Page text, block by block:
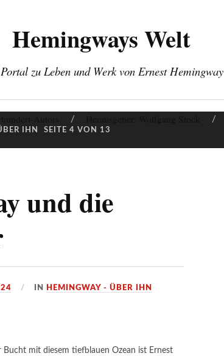
Hemingways Welt
zu Leben und Werk von Ernest Hemingway
IHN SEITE 4 VON 13
und die
IN HEMINGWAY - ÜBER IHN
mit diesem tiefblauen Ozean ist Ernest